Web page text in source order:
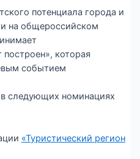
потенциала города и
на общероссийском
которая
событием
следующих номинациях
«Туристический регион